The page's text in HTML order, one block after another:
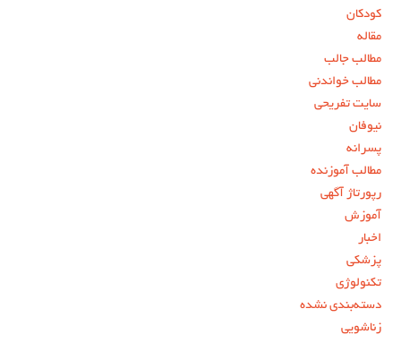
کودکان
مقاله
مطالب جالب
مطالب خواندنی
سایت تفریحی
نیوفان
پسرانه
مطالب آموزنده
رپورتاژ آگهی
آموزش
اخبار
پزشکی
تکنولوژی
دسته‌بندی نشده
زناشویی